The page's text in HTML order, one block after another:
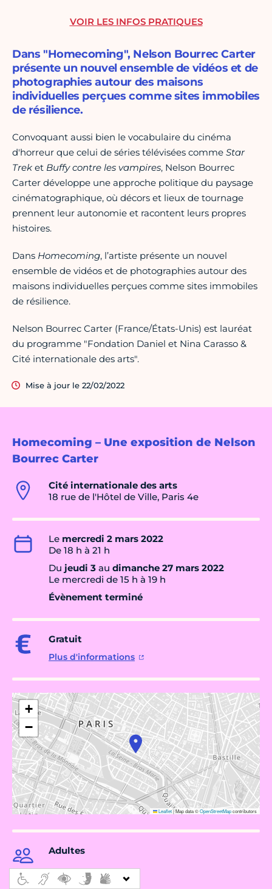
Homecoming – Une exposition de Nelson
Bourrec Carter
Cité internationale des arts
18 rue de l'Hôtel de Ville, Paris 4e
Le mercredi 2 mars 2022
De 18 h à 21 h
Du jeudi 3 au dimanche 27 mars 2022
Le mercredi de 15 h à 19 h
Évènement terminé
Gratuit
Plus d'informations
+
−
Leaflet|Map data ©OpenStreetMapcontributors
Adultes
Dans "Homecoming", Nelson Bourrec Carter
présente un nouvel ensemble de vidéos et de
photographies autour des maisons
individuelles perçues comme sites immobiles
de résilience.
Convoquant aussi bien le vocabulaire du cinéma
d'horreur que celui de séries télévisées comme Star
Trek et Buffy contre les vampires, Nelson Bourrec
Carter développe une approche politique du paysage
cinématographique, où décors et lieux de tournage
prennent leur autonomie et racontent leurs propres
histoires.
Dans Homecoming, l’artiste présente un nouvel
ensemble de vidéos et de photographies autour des
maisons individuelles perçues comme sites immobiles
de résilience.
Nelson Bourrec Carter (France/États-Unis) est lauréat
du programme "Fondation Daniel et Nina Carasso &
Cité internationale des arts".
Mise à jour le 22/02/2022
VOIR LES INFOS PRATIQUES